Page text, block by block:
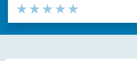
Valuta la chiarezza delle informazioni (da 1
Seleziona il numero di stelle per
Valuta 5 stelle su 5
Valuta 4 stelle su 5
Valuta 3 stelle su 5
Valuta 2 stelle su 5
Valuta 1 stelle su 5